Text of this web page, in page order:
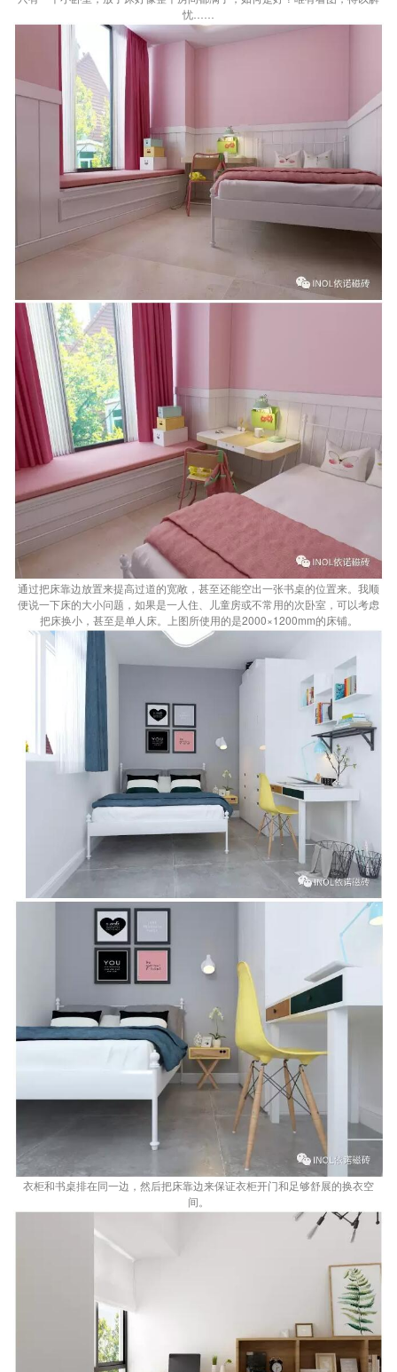
忧……
通过把床靠边放置来提高过道的宽敞，甚至还能空出一张书桌的位置来。我顺
便说一下床的大小问题，如果是一人住、儿童房或不常用的次卧室，可以考虑
把床换小，甚至是单人床。上图所使用的是2000×1200mm的床铺。
衣柜和书桌排在同一边，然后把床靠边来保证衣柜开门和足够舒展的换衣空
间。